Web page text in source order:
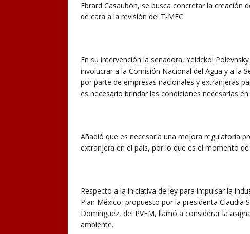
Ebrard Casaubón, se busca concretar la creación
de cara a la revisión del T-MEC.
En su intervención la senadora, Yeidckol
involucrar a la Comisión Nacional del Agua y a la
por parte de empresas nacionales y extranjeras
es necesario brindar las condiciones necesarias
Añadió que es necesaria una mejora regulatoria
extranjera en el país, por lo que es el momento
Respecto a la iniciativa de ley para impulsar la
Plan México, propuesto por la presidenta Claudia
Domínguez, del PVEM, llamó a considerar la
ambiente.